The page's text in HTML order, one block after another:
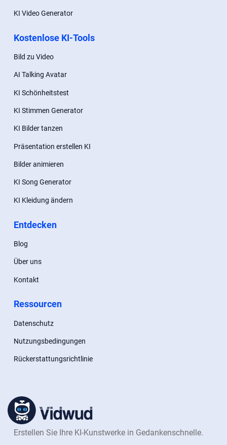
Erstellen Sie Ihre KI-Kunstwerke in Gedankenschnelle.
KI Video Generator
Kostenlose KI-Tools
Bild zu Video
AI Talking Avatar
KI Schönheitstest
KI Stimmen Generator
KI Bilder tanzen
Präsentation erstellen KI
Bilder animieren
KI Song Generator
KI Kleidung ändern
Entdecken
Blog
Über uns
Kontakt
Ressourcen
Datenschutz
Nutzungsbedingungen
Rückerstattungsrichtlinie